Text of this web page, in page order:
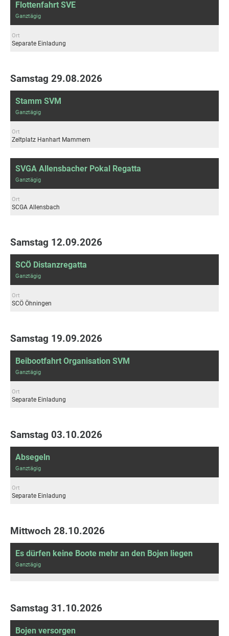
Flottenfahrt SVE
Ganztägig
Ort
Separate Einladung
Samstag 29.08.2026
Stamm SVM
Ganztägig
Ort
Zeltplatz Hanhart Mammern
SVGA Allensbacher Pokal Regatta
Ganztägig
Ort
SCGA Allensbach
Samstag 12.09.2026
SCÖ Distanzregatta
Ganztägig
Ort
SCÖ Öhningen
Samstag 19.09.2026
Beibootfahrt Organisation SVM
Ganztägig
Ort
Separate Einladung
Samstag 03.10.2026
Absegeln
Ganztägig
Ort
Separate Einladung
Mittwoch 28.10.2026
Es dürfen keine Boote mehr an den Bojen liegen
Ganztägig
Samstag 31.10.2026
Bojen versorgen